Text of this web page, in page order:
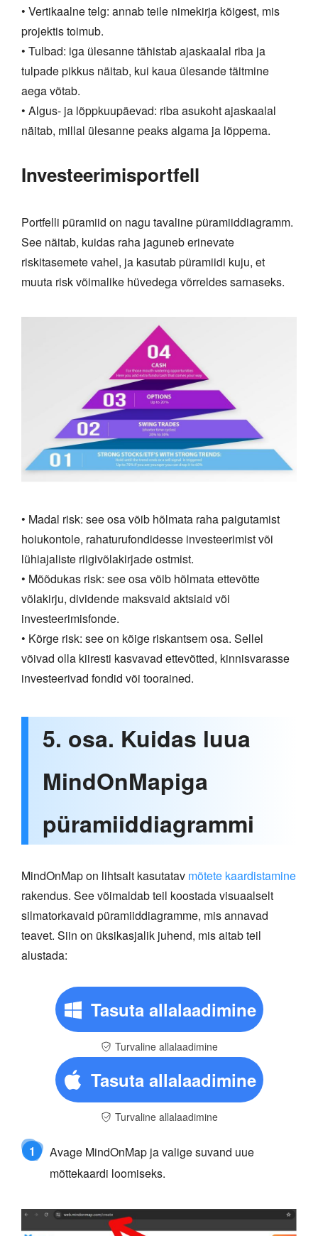
• Vertikaalne telg: annab teile nimekirja kõigest, mis
projektis toimub.
• Tulbad: iga ülesanne tähistab ajaskaalal riba ja
tulpade pikkus näitab, kui kaua ülesande täitmine
aega võtab.
• Algus- ja lõppkuupäevad: riba asukoht ajaskaalal
näitab, millal ülesanne peaks algama ja lõppema.
Investeerimisportfell
Portfelli püramiid on nagu tavaline püramiiddiagramm.
See näitab, kuidas raha jaguneb erinevate
riskitasemete vahel, ja kasutab püramiidi kuju, et
muuta risk võimalike hüvedega võrreldes sarnaseks.
• Madal risk: see osa võib hõlmata raha paigutamist
hoiukontole, rahaturufondidesse investeerimist või
lühiajaliste riigivõlakirjade ostmist.
• Mõõdukas risk: see osa võib hõlmata ettevõtte
võlakirju, dividende maksvaid aktsiaid või
investeerimisfonde.
• Kõrge risk: see on kõige riskantsem osa. Sellel
võivad olla kiiresti kasvavad ettevõtted, kinnisvarasse
investeerivad fondid või toorained.
5. osa. Kuidas luua
MindOnMapiga
püramiiddiagrammi
MindOnMap on lihtsalt kasutatav mõtete kaardistamine
rakendus. See võimaldab teil koostada visuaalselt
silmatorkavaid püramiiddiagramme, mis annavad
teavet. Siin on üksikasjalik juhend, mis aitab teil
alustada:
Tasuta allalaadimine
Turvaline allalaadimine
Tasuta allalaadimine
Turvaline allalaadimine
1
Avage MindOnMap ja valige suvand uue
mõttekaardi loomiseks.